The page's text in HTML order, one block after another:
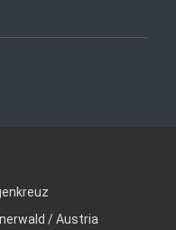
/ Austria